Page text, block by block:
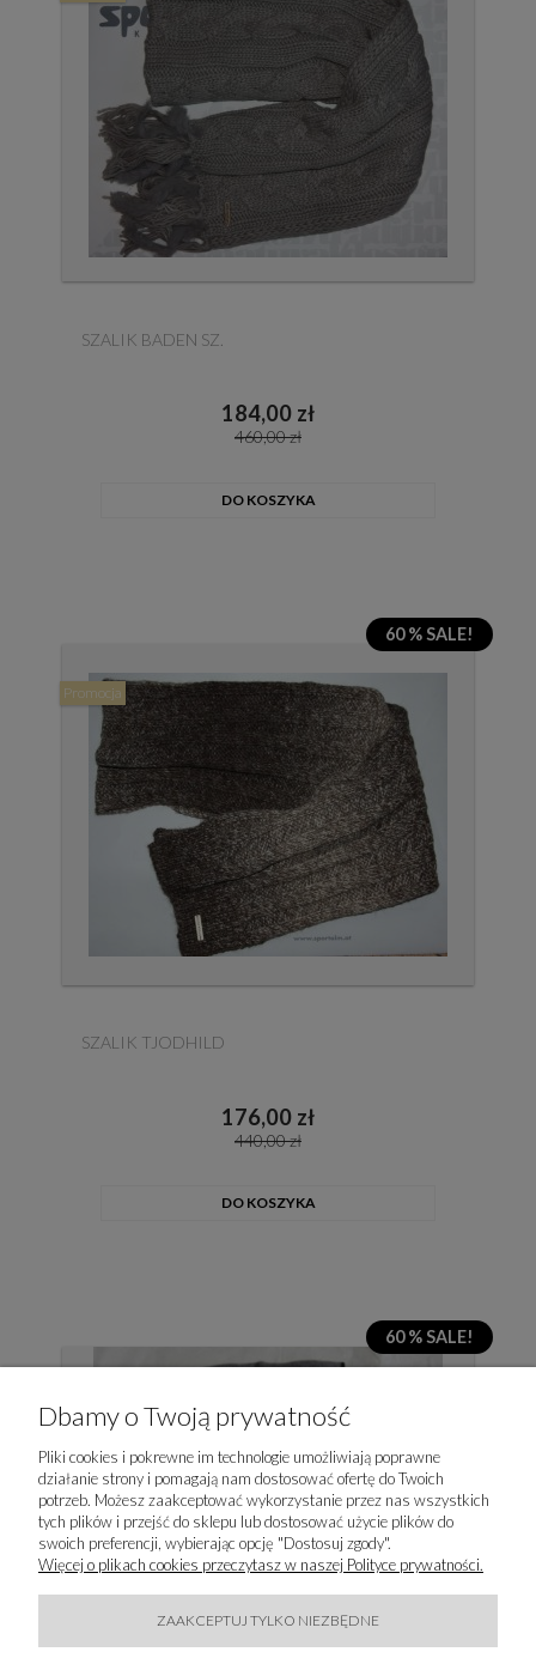
SZALIK BADEN SZ.
184,00 zł
460,00 zł
DO KOSZYKA
60 % SALE!
SZALIK TJODHILD
176,00 zł
440,00 zł
DO KOSZYKA
Promocja
60 % SALE!
Dbamy o Twoją prywatność
Pliki cookies i pokrewne im technologie umożliwiają poprawne
działanie strony i pomagają nam dostosować ofertę do Twoich
potrzeb. Możesz zaakceptować wykorzystanie przez nas wszystkich
tych plików i przejść do sklepu lub dostosować użycie plików do
swoich preferencji, wybierając opcję "Dostosuj zgody".
Więcej o plikach cookies przeczytasz w naszej Polityce prywatności.
ZAAKCEPTUJ TYLKO NIEZBĘDNE